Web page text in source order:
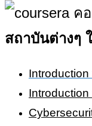
สถาบันต่างๆ